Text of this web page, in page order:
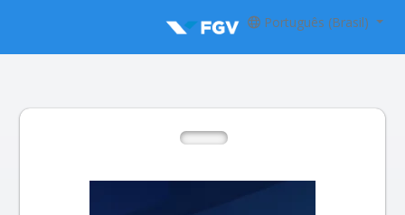
Português (Brasil)